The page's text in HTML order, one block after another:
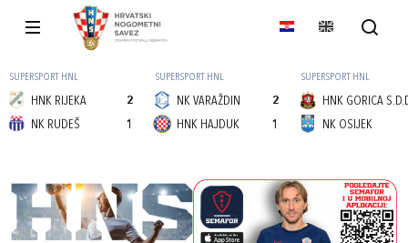
SUPERSPORT HNL
HNK RIJEKA
2
1
NK RUDEŠ
SUPERSPORT HNL
NK VARAŽDIN
2
1
HNK HAJDUK
SUPERSPORT HNL
HNK GORICA
NK OSIJEK